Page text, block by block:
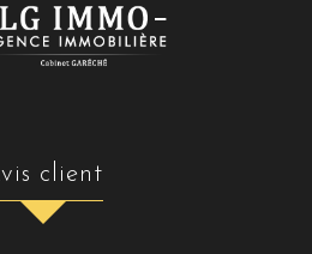
avis client